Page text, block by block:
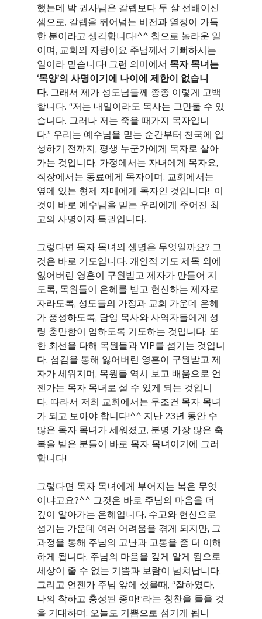
했는데 박 권사님은 갈렙보다 두 살 선배이신
셈으로, 갈렙을 뛰어넘는 비전과 열정이 가득
한 분이라고 생각합니다!^^ 참으로 놀라운 일
이며, 교회의 자랑이요 주님께서 기뻐하시는
일이라 믿습니다! 그런 의미에서 목자 목녀는
‘목양’의 사명이기에 나이에 제한이 없습니
다. 그래서 제가 성도님들께 종종 이렇게 고백
합니다. “저는 내일이라도 목사는 그만둘 수 있
습니다. 그러나 저는 죽을 때가지 목자입니
다.” 우리는 예수님을 믿는 순간부터 천국에 입
성하기 전까지, 평생 누군가에게 목자로 살아
가는 것입니다. 가정에서는 자녀에게 목자요,
직장에서는 동료에게 목자이며, 교회에서는
옆에 있는 형제 자매에게 목자인 것입니다!  이
것이 바로 예수님을 믿는 우리에게 주어진 최
고의 사명이자 특권입니다.
그렇다면 목자 목녀의 생명은 무엇일까요? 그
것은 바로 기도입니다. 개인적 기도 제목 외에
잃어버린 영혼이 구원받고 제자가 만들어 지
도록, 목원들이 은혜를 받고 헌신하는 제자로
자라도록, 성도들의 가정과 교회 가운데 은혜
가 풍성하도록, 담임 목사와 사역자들에게 성
령 충만함이 임하도록 기도하는 것입니다. 또
한 최선을 다해 목원들과 VIP를 섬기는 것입니
다. 섬김을 통해 잃어버린 영혼이 구원받고 제
자가 세워지며, 목원들 역시 보고 배움으로 언
젠가는 목자 목녀로 설 수 있게 되는 것입니
다. 따라서 저희 교회에서는 무조건 목자 목녀
가 되고 보아야 합니다!^^ 지난 23년 동안 수
많은 목자 목녀가 세워졌고, 분명 가장 많은 축
복을 받은 분들이 바로 목자 목녀이기에 그러
합니다!
그렇다면 목자 목녀에게 부어지는 복은 무엇
이냐고요?^^ 그것은 바로 주님의 마음을 더
깊이 알아가는 은혜입니다. 수고와 헌신으로
섬기는 가운데 여러 어려움을 겪게 되지만, 그
과정을 통해 주님의 고난과 고통을 좀 더 이해
하게 됩니다. 주님의 마음을 깊게 알게 됨으로
세상이 줄 수 없는 기쁨과 보람이 넘쳐납니다.
그리고 언젠가 주님 앞에 섰을때, “잘하였다,
나의 착하고 충성된 종아!”라는 칭찬을 들을 것
을 기대하며, 오늘도 기쁨으로 섬기게 됩니